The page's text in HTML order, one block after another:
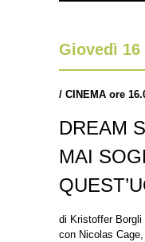
Giovedì
/ CINEMA ore
DREAM
MAI
di Kristoffer Borgli
con Nicolas